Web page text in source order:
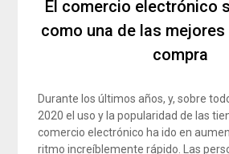
El comercio electrónico
como una de las
compra
Durante los últimos años, y, sobre
2020 el uso y la popularidad de las
comercio electrónico ha ido en
ritmo increíblemente rápido. Las